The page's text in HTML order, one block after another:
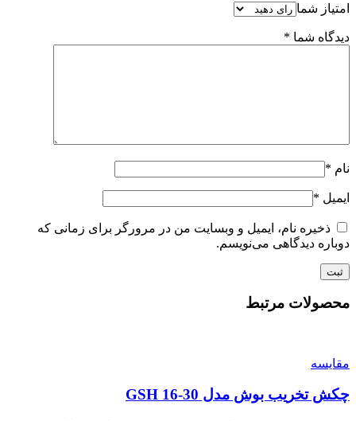
امتیاز شما
دیدگاه شما *
نام *
ایمیل *
ذخیره نام، ایمیل و وبسایت من در مرورگر برای زمانی که
دوباره دیدگاهی می‌نویسم.
محصولات مرتبط
مقایسه
چکش تخریب بوش مدل GSH 16-30